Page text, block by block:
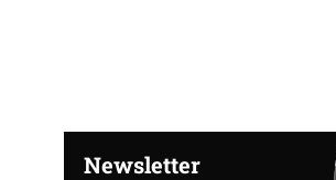
Newsletter